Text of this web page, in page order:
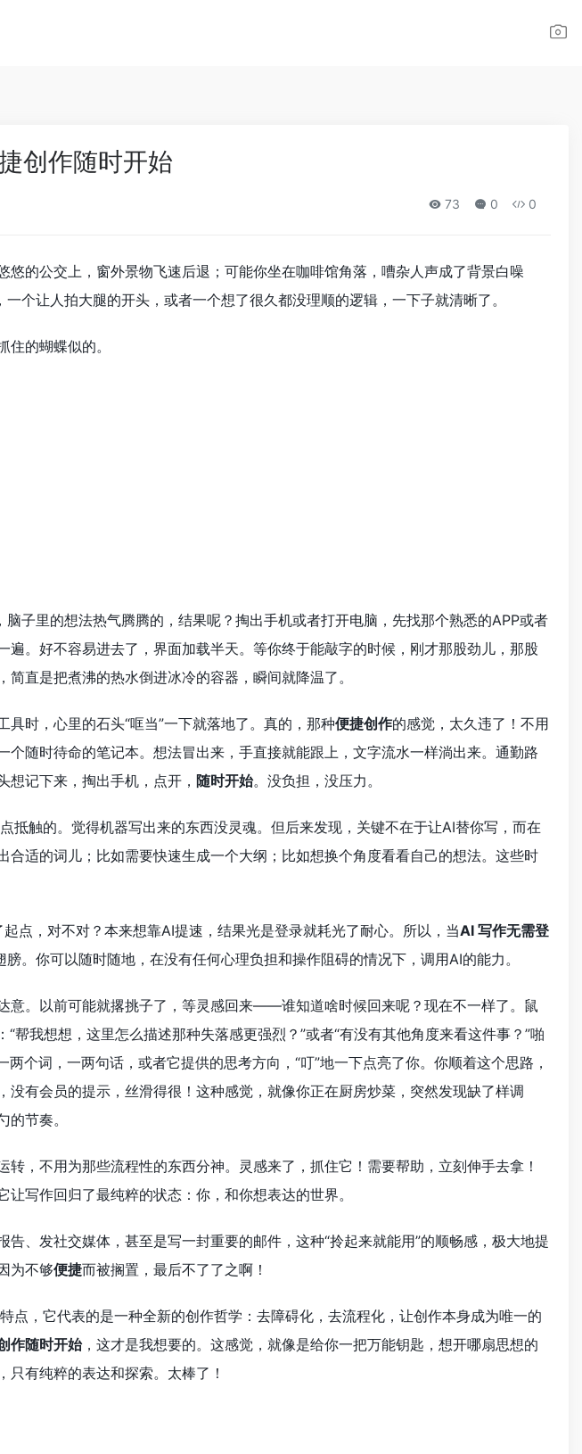
创作随时开始
73 0 0
的公交上，窗外景物飞速后退；可能你坐在咖啡馆角落，嘈杂人声成了背景白噪
个让人拍大腿的开头，或者一个想了很久都没理顺的逻辑，一下子就清晰了。
的蝴蝶似的。
子里的想法热气腾腾的，结果呢？掏出手机或者打开电脑，先找那个熟悉的APP或者
。好不容易进去了，界面加载半天。等你终于能敲字的时候，刚才那股劲儿，那股
直是把煮沸的热水倒进冰冷的容器，瞬间就降温了。
具时，心里的石头“哐当”一下就落地了。真的，那种便捷创作的感觉，太久违了！不用
随时待命的笔记本。想法冒出来，手直接就能跟上，文字流水一样淌出来。通勤路
记下来，掏出手机，点开， 随时开始。没负担，没压力。
抵触的。觉得机器写出来的东西没灵魂。但后来发现，关键不在于让AI替你写，而在
适的词儿；比如需要快速生成一个大纲；比如想换个角度看看自己的想法。这些时
点，对不对？本来想靠AI提速，结果光是登录就耗光了耐心。所以，当AI 写作无需登
。你可以随时随地，在没有任何心理负担和操作阻碍的情况下，调用AI的能力。
意。以前可能就撂挑子了，等灵感回来——谁知道啥时候回来呢？现在不一样了。鼠
帮我想想，这里怎么描述那种失落感更强烈？”或者“有没有其他角度来看这件事？”啪
个词，一两句话，或者它提供的思考方向，“叮”地一下点亮了你。你顺着这个思路，
有会员的提示，丝滑得很！这种感觉，就像你正在厨房炒菜，突然发现缺了样调
节奏。
，不用为那些流程性的东西分神。灵感来了，抓住它！需要帮助，立刻伸手去拿！
写作回归了最纯粹的状态：你，和你想表达的世界。
、发社交媒体，甚至是写一封重要的邮件，这种“拎起来就能用”的顺畅感，极大地提
为不够便捷而被搁置，最后不了了之啊！
点，它代表的是一种全新的创作哲学：去障碍化，去流程化，让创作本身成为唯一的
作随时开始，这才是我想要的。这感觉，就像是给你一把万能钥匙，想开哪扇思想的
有纯粹的表达和探索。太棒了！